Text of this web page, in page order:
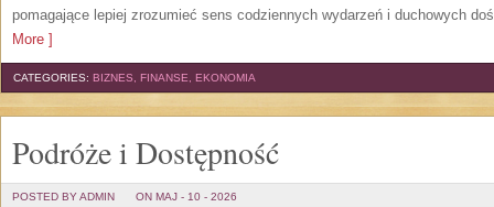
pomagające lepiej zrozumieć sens codziennych wydarzeń i duchowych
More ]
CATEGORIES: BIZNES, FINANSE, EKONOMIA
Podróże i Dostępność
POSTED BY ADMIN ON MAJ - 10 - 2026